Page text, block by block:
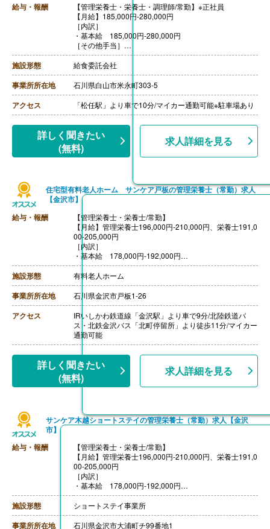
給与・報酬
【管理栄養士・栄養士・調理師/常勤】※正社員
【月給】185,000円-280,000円
［内訳］
・基本給 185,000円-280,000円
［その他手当］
・住宅手当 採用後、応相談
【賞与】年2回（計0円-400,000円）※前年度実績
※賞与は業績賞与です
【通勤手当】あり（上限10,000円/月）
【昇給】あり（1月あたり2.00%-6.00%）※前年度実績
【退職金】あり
施設形態 給食委託会社
事業所所在地 石川県白山市米永町303-5
アクセス 「松任駅」より車で10分/マイカー通勤可能※駐車場あり
詳しく聞きたい
(無料)
求人詳細を見る
住宅型有料老人ホーム サンケア戸板の管理栄養士（常勤）求人
【金沢市】
給与・報酬
【管理栄養士・栄養士/常勤】
【月給】管理栄養士196,000円-210,000円、栄養士191,0
00-205,000円
［内訳］
・基本給 178,000円-192,000円
・資格手当 管理栄養士10,000円、栄養士5,000円
・職務手当 8,000円
［その他手当］
・年末年始手当 1時間あたり400円
【賞与】目安は年間2ヶ月分、但し経営状況により上乗
せあり
施設形態 有料老人ホーム
事業所所在地 石川県金沢市戸板1-26
アクセス
IRいしかわ鉄道線「金沢駅」より車で9分/北陸鉄道バ
ス・北鉄金沢バス「北町停留所」より徒歩11分/マイカー
通勤可能
詳しく聞きたい
(無料)
求人詳細を見る
サンケア木越ショートステイの管理栄養士（常勤）求人【金沢
市】
給与・報酬
【管理栄養士・栄養士/常勤】
【月給】管理栄養士196,000円-210,000円、栄養士191,0
00-205,000円
［内訳］
・基本給 178,000円-192,000円
・資格手当 管理栄養士10,000円、栄養士5,000円
・職務手当 8,000円
［その他手当］
・年末年始手当 1時間あたり400円
施設形態 ショートステイ事業所
事業所所在地 石川県金沢市大浦町チ99番地1